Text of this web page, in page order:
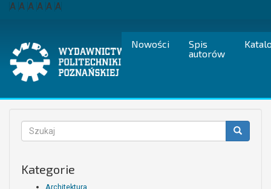
Przejdź
A A A A A A
Nowości
Spis
autorów
Formularz
wyszukiwania
Kategorie
Architektura